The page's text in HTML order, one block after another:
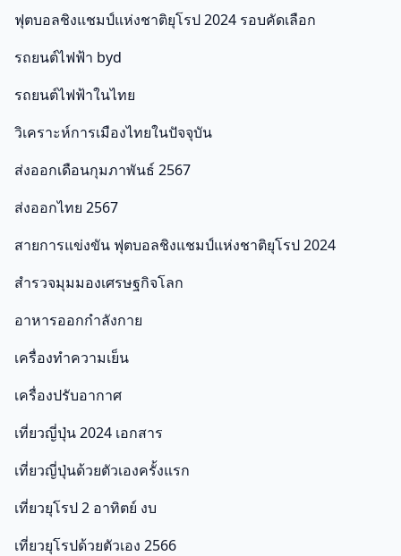
ฟุตบอลชิงแชมป์แห่งชาติยุโรป 2024 รอบคัดเลือก
รถยนต์ไฟฟ้า byd
รถยนต์ไฟฟ้าในไทย
วิเคราะห์การเมืองไทยในปัจจุบัน
ส่งออกเดือนกุมภาพันธ์ 2567
ส่งออกไทย 2567
สายการแข่งขัน ฟุตบอลชิงแชมป์แห่งชาติยุโรป 2024
สำรวจมุมมองเศรษฐกิจโลก
อาหารออกกําลังกาย
เครื่องทำความเย็น
เครื่องปรับอากาศ
เที่ยวญี่ปุ่น 2024 เอกสาร
เที่ยวญี่ปุ่นด้วยตัวเองครั้งแรก
เที่ยวยุโรป 2 อาทิตย์ งบ
เที่ยวยุโรปด้วยตัวเอง 2566